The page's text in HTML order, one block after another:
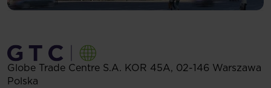
Globe Trade Centre S.A. KOR 45A, 02-146 Warszawa
Polska